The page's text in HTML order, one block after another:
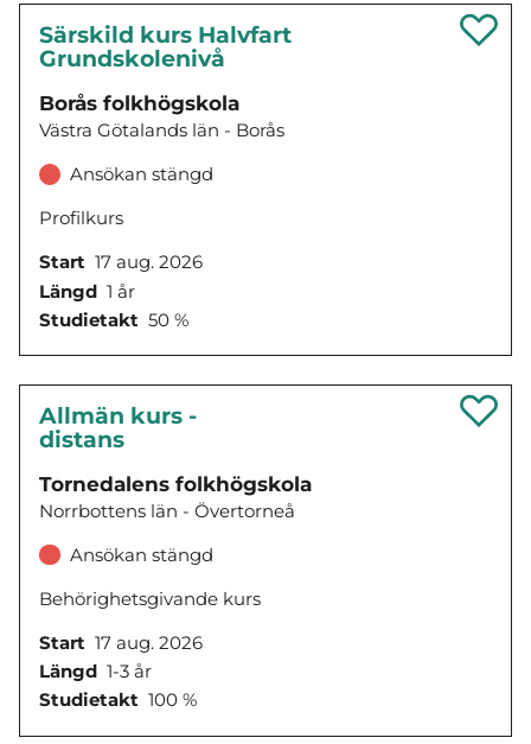
Särskild kurs Halvfart
Grundskolenivå
Borås folkhögskola
Västra Götalands län - Borås
Ansökan stängd
Profilkurs
Start 17 aug. 2026
Längd 1 år
Studietakt 50 %
Allmän kurs -
distans
Tornedalens folkhögskola
Norrbottens län - Övertorneå
Ansökan stängd
Behörighetsgivande kurs
Start 17 aug. 2026
Längd 1-3 år
Studietakt 100 %